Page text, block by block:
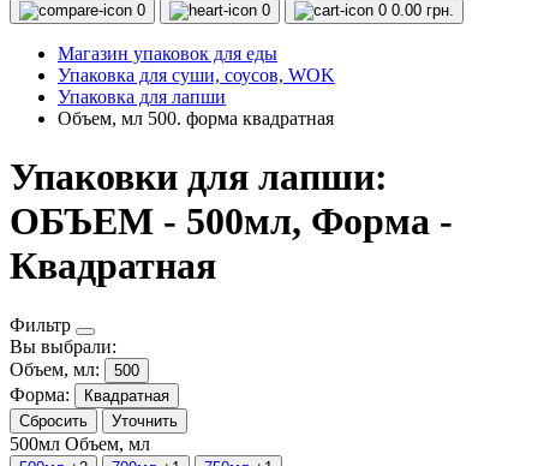
0 0 0 0.00 грн.
Магазин упаковок для еды
Упаковка для суши, соусов, WOK
Упаковка для лапши
Объем, мл 500. форма квадратная
Упаковки для лапши:
ОБЪЕМ - 500мл, Форма -
Квадратная
Фильтр
Вы выбрали:
Объем, мл:
500
Форма:
Квадратная
Сбросить
Уточнить
500мл Объем, мл